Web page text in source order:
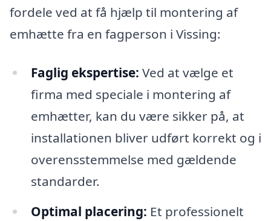
fordele ved at få hjælp til montering af
emhætte fra en fagperson i Vissing:
Faglig ekspertise: Ved at vælge et
firma med speciale i montering af
emhætter, kan du være sikker på, at
installationen bliver udført korrekt og i
overensstemmelse med gældende
standarder.
Optimal placering: Et professionelt